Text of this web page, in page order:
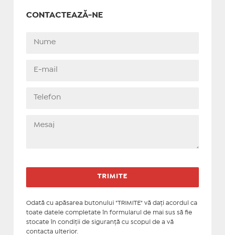
CONTACTEAZĂ-NE
Odată cu apăsarea butonului "TRIMITE" vă daţi acordul ca
toate datele completate în formularul de mai sus să fie
stocate în condiţii de siguranţă cu scopul de a vă
contacta ulterior.